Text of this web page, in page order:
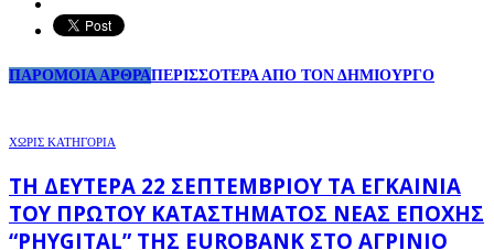
ΠΑΡΟΜΟΙΑ ΑΡΘΡΑΠΕΡΙΣΣΟΤΕΡΑ ΑΠΟ ΤΟΝ ΔΗΜΙΟΥΡΓΟ
ΧΩΡΊΣ ΚΑΤΗΓΟΡΊΑ
ΤΗ ΔΕΥΤΈΡΑ 22 ΣΕΠΤΕΜΒΡΊΟΥ ΤΑ ΕΓΚΑΊΝΙΑ
ΤΟΥ ΠΡΏΤΟΥ ΚΑΤΑΣΤΉΜΑΤΟΣ ΝΈΑΣ ΕΠΟΧΉΣ
“PHYGITAL” ΤΗΣ EUROBANK ΣΤΟ ΑΓΡΊΝΙΟ